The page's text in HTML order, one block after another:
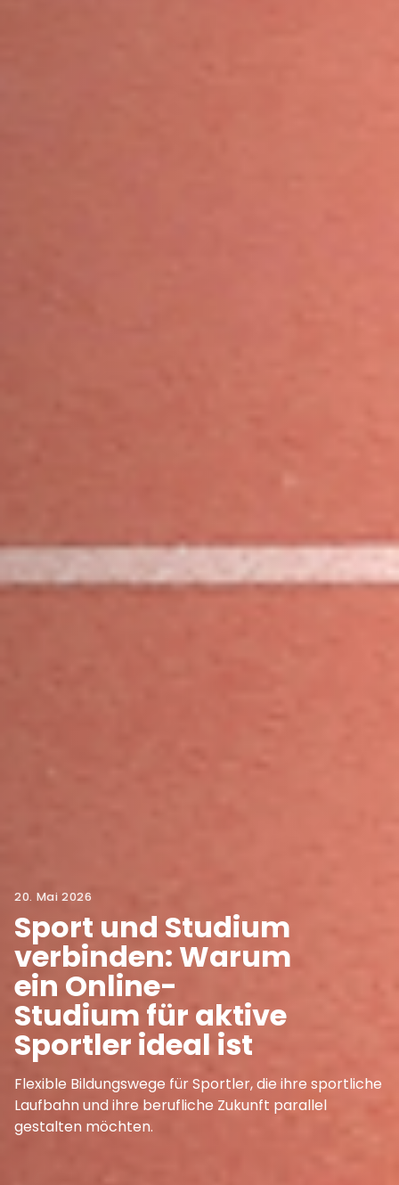
20. Mai 2026
Sport und Studium
verbinden: Warum
ein Online-
Studium für aktive
Sportler ideal ist
Flexible Bildungswege für Sportler, die ihre sportliche
Laufbahn und ihre berufliche Zukunft parallel
gestalten möchten.